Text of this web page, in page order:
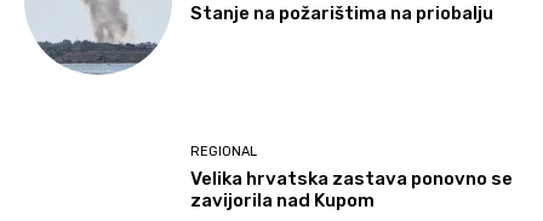
Stanje na požarištima na priobalju
REGIONAL
Velika hrvatska zastava ponovno se
zavijorila nad Kupom